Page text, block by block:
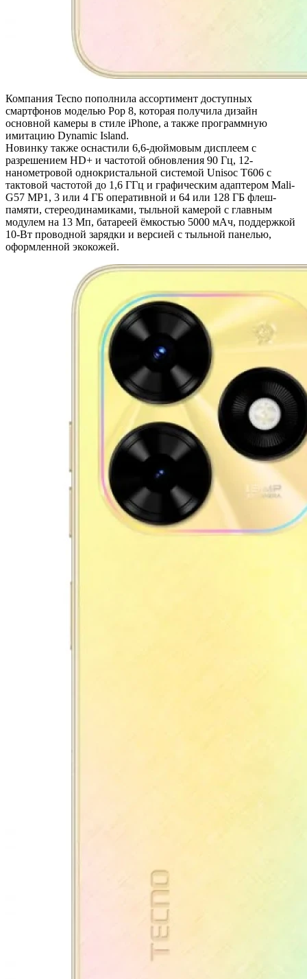
Компания Tecno пополнила ассортимент доступных
смартфонов моделью Pop 8, которая получила дизайн
основной камеры в стиле iPhone, а также программную
имитацию Dynamic Island.
Новинку также оснастили 6,6-дюймовым дисплеем с
разрешением HD+ и частотой обновления 90 Гц, 12-
нанометровой однокристальной системой Unisoc T606 с
тактовой частотой до 1,6 ГГц и графическим адаптером Mali-
G57 MP1, 3 или 4 ГБ оперативной и 64 или 128 ГБ флеш-
памяти, стереодинамиками, тыльной камерой с главным
модулем на 13 Мп, батареей ёмкостью 5000 мАч, поддержкой
10-Вт проводной зарядки и версией с тыльной панелью,
оформленной экокожей.